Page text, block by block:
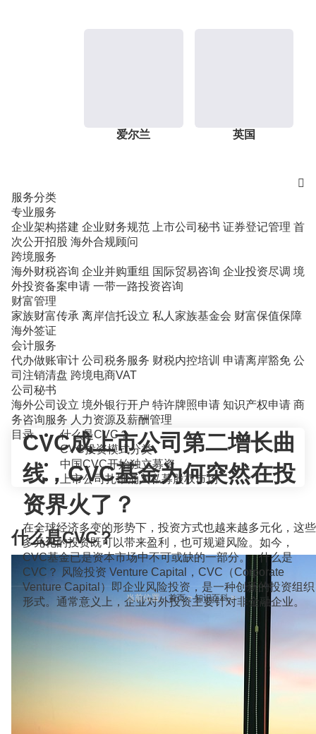
爱尔兰 英国

服务分类
专业服务
企业架构搭建 企业财务规范 上市公司秘书 证券登记管理 首
次公开招股 海外合规顾问
跨境服务
海外财税咨询 企业并购重组 国际贸易咨询 企业投资尽调 境
外投资备案申请 一带一路投资咨询
财富管理
家族财富传承 离岸信托设立 私人家族基金会 财富保值保障
海外签证
会计服务
代办做账审计 公司税务服务 财税内控培训 申请离岸豁免 公
司注销清盘 跨境电商VAT
公司秘书
海外公司设立 境外银行开户 特许牌照申请 知识产权申请 商
务咨询服务 人力资源及薪酬管理
当前位置：首页>知识百科>
CVC成上市公司第二增长曲
线，CVC基金为何突然在投
资界火了？
在全球经济多变的形势下，投资方式也越来越多元化，这些
多元化的投资既可以带来盈利，也可规避风险。如今，
CVC基金已是资本市场中不可或缺的一部分。 什么是
CVC？ 风险投资 Venture Capital，CVC（Corporate
Venture Capital）即企业风险投资，是一种创新的投资组织
形式。通常意义上，企业对外投资主要针对非金融企业。
目录
什么是CVC？
CVC投资模式分类
中国CVC开始独立募资
上市公司扎堆涌入私募股权市场
什么是CVC？